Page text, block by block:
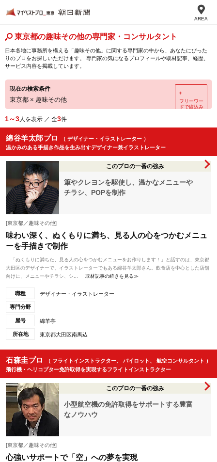
AREA
東京都の趣味その他の専門家・コンサルタント
日本各地に事務所を構える「趣味その他」に関する専門家の中から、あなたにぴった
りのプロをお探しいただけます。 専門家の気になるプロフィールや取材記事、経歴、
サービス内容を掲載しています。
現在の検索条件
東京都 × 趣味その他
＋
フリーワー
ドで絞込み
1～3人を表示 ／ 全3件
綿谷羊太郎プロ
（ デザイナー・イラストレーター ）
温かみのある手描き作品を生み出すデザイナー兼イラストレーター
このプロの一番の強み
筆やクレヨンを駆使し、温かなメニューや
チラシ、POPを制作
[東京都／趣味その他]
味わい深く、ぬくもりに満ち、見る人の心をつかむメニュ
ーを手描きで制作
「ぬくもりに満ちた、見る人の心をつかむメニューをお作りします！」と話すのは、東京都
大田区のデザイナーで、イラストレーターでもある綿谷羊太郎さん。飲食店を中心とした店舗
向けに、メニューやチラシ、シ...
取材記事の続きを見る≫
職種 デザイナー・イラストレーター
専門分野
屋号 綿羊亭
所在地 東京都大田区南馬込
石森圭プロ
（ フライトインストラクター、 パイロット、 航空コンサルタント ）
飛行機・ヘリコプター免許取得を実現するフライトインストラクター
このプロの一番の強み
小型航空機の免許取得をサポートする豊富
なノウハウ
[東京都／趣味その他]
心強いサポートで「空」への夢を実現